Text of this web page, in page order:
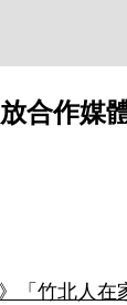
合作媒
「竹北人在